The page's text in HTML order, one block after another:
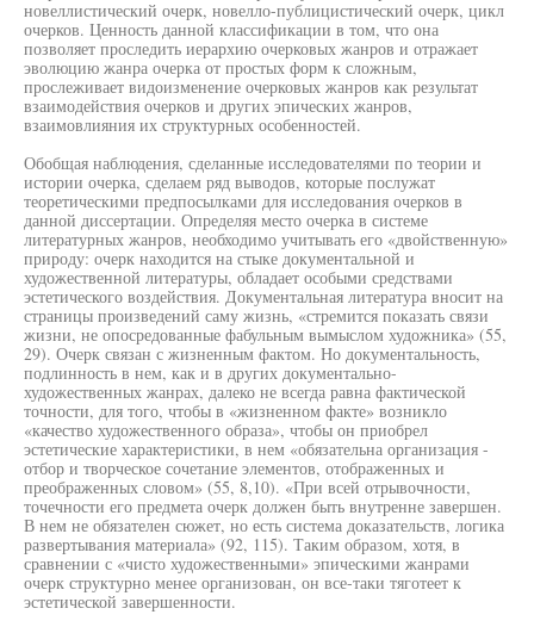
новеллистический очерк, новелло-публицистический очерк, цикл
очерков. Ценность данной классификации в том, что она
позволяет проследить иерархию очерковых жанров и отражает
эволюцию жанра очерка от простых форм к сложным,
прослеживает видоизменение очерковых жанров как результат
взаимодействия очерков и других эпических жанров,
взаимовлияния их структурных особенностей.
Обобщая наблюдения, сделанные исследователями по теории и
истории очерка, сделаем ряд выводов, которые послужат
теоретическими предпосылками для исследования очерков в
данной диссертации. Определяя место очерка в системе
литературных жанров, необходимо учитывать его «двойственную»
природу: очерк находится на стыке документальной и
художественной литературы, обладает особыми средствами
эстетического воздействия. Документальная литература вносит на
страницы произведений саму жизнь, «стремится показать связи
жизни, не опосредованные фабульным вымыслом художника» (55,
29). Очерк связан с жизненным фактом. Но документальность,
подлинность в нем, как и в других документально-
художественных жанрах, далеко не всегда равна фактической
точности, для того, чтобы в «жизненном факте» возникло
«качество художественного образа», чтобы он приобрел
эстетические характеристики, в нем «обязательна организация -
отбор и творческое сочетание элементов, отображенных и
преображенных словом» (55, 8,10). «При всей отрывочности,
точечности его предмета очерк должен быть внутренне завершен.
В нем не обязателен сюжет, но есть система доказательств, логика
развертывания материала» (92, 115). Таким образом, хотя, в
сравнении с «чисто художественными» эпическими жанрами
очерк структурно менее организован, он все-таки тяготеет к
эстетической завершенности.